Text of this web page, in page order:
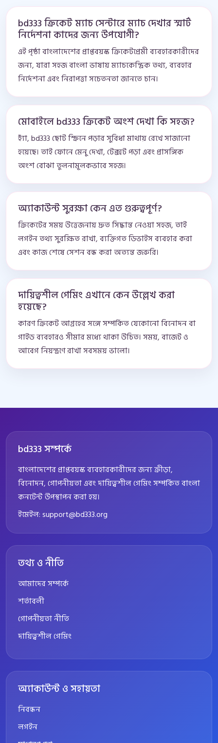
bd333 ক্রিকেট ম্যাচ সেন্টারে ম্যাচ দেখার স্মার্ট
নির্দেশনা কাদের জন্য উপযোগী?
এই পৃষ্ঠা বাংলাদেশের প্রাপ্তবয়স্ক ক্রিকেটপ্রেমী ব্যবহারকারীদের
জন্য, যারা সহজ বাংলা ভাষায় ম্যাচকেন্দ্রিক তথ্য, ব্যবহার
নির্দেশনা এবং নিরাপত্তা সচেতনতা জানতে চান।
মোবাইলে bd333 ক্রিকেট অংশ দেখা কি সহজ?
হ্যাঁ, bd333 ছোট স্ক্রিনে পড়ার সুবিধা মাথায় রেখে সাজানো
হয়েছে। তাই ফোনে মেনু দেখা, টেক্সট পড়া এবং প্রাসঙ্গিক
অংশ বোঝা তুলনামূলকভাবে সহজ।
অ্যাকাউন্ট সুরক্ষা কেন এত গুরুত্বপূর্ণ?
ক্রিকেটের সময় উত্তেজনায় দ্রুত সিদ্ধান্ত নেওয়া সহজ, তাই
লগইন তথ্য সুরক্ষিত রাখা, ব্যক্তিগত ডিভাইস ব্যবহার করা
এবং কাজ শেষে সেশন বন্ধ করা অত্যন্ত জরুরি।
দায়িত্বশীল গেমিং এখানে কেন উল্লেখ করা
হয়েছে?
কারণ ক্রিকেট আগ্রহের সঙ্গে সম্পর্কিত যেকোনো বিনোদন বা
গাইড ব্যবহারও সীমার মধ্যে থাকা উচিত। সময়, বাজেট ও
আবেগ নিয়ন্ত্রণে রাখা সবসময় ভালো।
bd333 সম্পর্কে
বাংলাদেশের প্রাপ্তবয়স্ক ব্যবহারকারীদের জন্য ক্রীড়া,
বিনোদন, গোপনীয়তা এবং দায়িত্বশীল গেমিং সম্পর্কিত বাংলা
কনটেন্ট উপস্থাপন করা হয়।
ইমেইল:support@bd333.org
তথ্য ও নীতি
আমাদের সম্পর্কে
শর্তাবলী
গোপনীয়তা নীতি
দায়িত্বশীল গেমিং
অ্যাকাউন্ট ও সহায়তা
নিবন্ধন
লগইন